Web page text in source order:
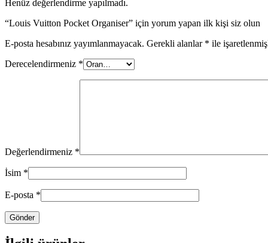
Henüz değerlendirme yapılmadı.
“Louis Vuitton Pocket Organiser” için yorum yapan ilk kişi siz olun
E-posta hesabınız yayımlanmayacak. Gerekli alanlar * ile
Derecelendirmeniz *
Değerlendirmeniz *
İsim *
E-posta *